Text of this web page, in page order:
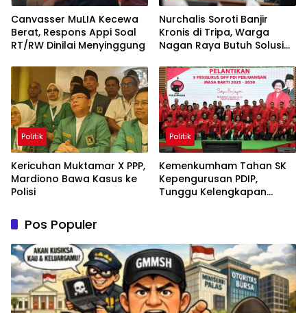
Canvasser MuLIA Kecewa
Berat, Respons Appi Soal
RT/RW Dinilai Menyinggung
Nurchalis Soroti Banjir
Kronis di Tripa, Warga
Nagan Raya Butuh Solusi
Politik
Kericuhan Muktamar X PPP,
Mardiono Bawa Kasus ke
Polisi
Politik
Kemenkumham Tahan SK
Kepengurusan PDIP,
Tunggu Kelengkapan
Pos Populer